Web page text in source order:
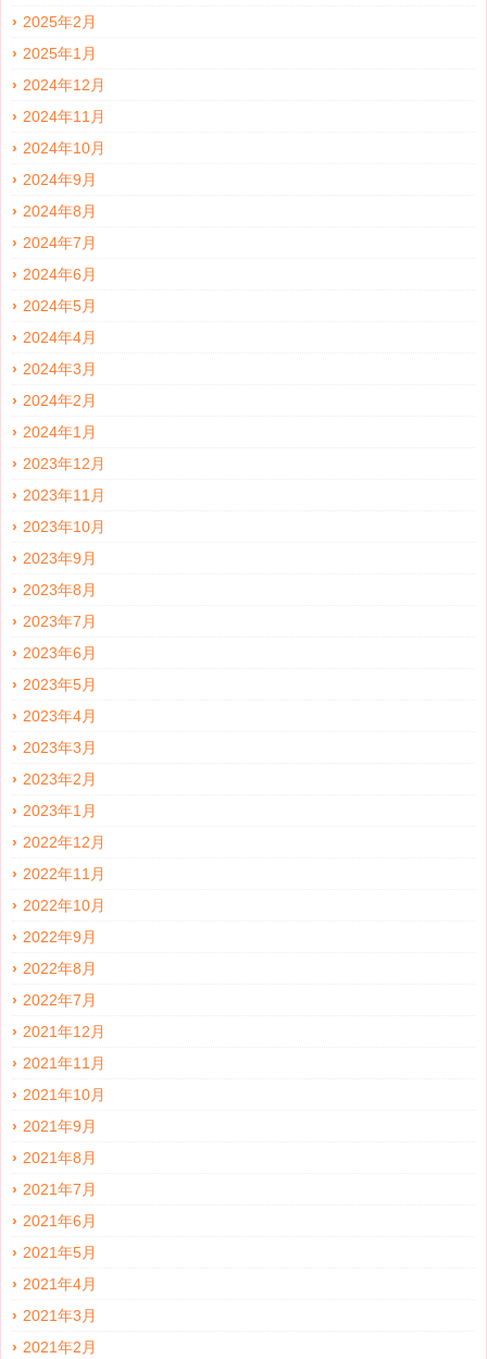
2025年2月
2025年1月
2024年12月
2024年11月
2024年10月
2024年9月
2024年8月
2024年7月
2024年6月
2024年5月
2024年4月
2024年3月
2024年2月
2024年1月
2023年12月
2023年11月
2023年10月
2023年9月
2023年8月
2023年7月
2023年6月
2023年5月
2023年4月
2023年3月
2023年2月
2023年1月
2022年12月
2022年11月
2022年10月
2022年9月
2022年8月
2022年7月
2021年12月
2021年11月
2021年10月
2021年9月
2021年8月
2021年7月
2021年6月
2021年5月
2021年4月
2021年3月
2021年2月